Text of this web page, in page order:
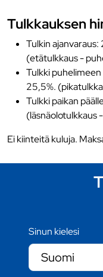
Tulkkauksen
Tulkin
(etätulkkaus -
Tulkki
25,5%.
Tulkki paikan
(läsnäolotulkkaus
Ei kiinteitä kuluja.
Sinun kielesi